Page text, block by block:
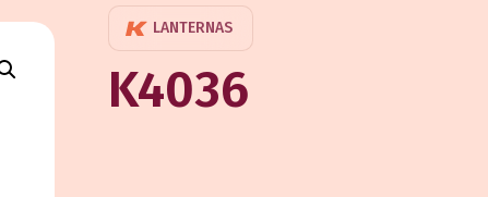
LANTERNAS
K4036